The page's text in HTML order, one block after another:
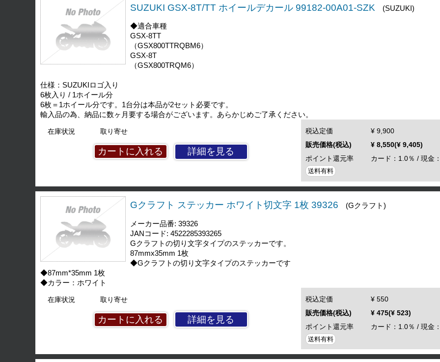
SUZUKI GSX-8T/TT ホイールデカール 99182-00A01-SZK (SUZUKI)
◆適合車種
GSX-8TT
（GSX800TTRQBM6）
GSX-8T
（GSX800TRQM6）
仕様：SUZUKIロゴ入り
6枚入り / 1ホイール分
6枚＝1ホイール分です。1台分は本品が2セット必要です。
輸入品の為、納品に数ヶ月要する場合がございます。あらかじめご了承ください。
在庫状況 取り寄せ
詳細を見る
税込定価
¥ 9,900
販売価格(税込)
¥ 8,550(¥ 9,405)
ポイント還元率
カード：1.0％ / 現金
送料有料
Gクラフト ステッカー ホワイト切文字 1枚 39326 (Gクラフト)
メーカー品番: 39326
JANコード: 4522285393265
Gクラフトの切り文字タイプのステッカーです。
87mmx35mm 1枚
◆Gクラフトの切り文字タイプのステッカーです
◆87mm*35mm 1枚
◆カラー：ホワイト
在庫状況 取り寄せ
詳細を見る
税込定価
¥ 550
販売価格(税込)
¥ 475(¥ 523)
ポイント還元率
カード：1.0％ / 現金
送料有料